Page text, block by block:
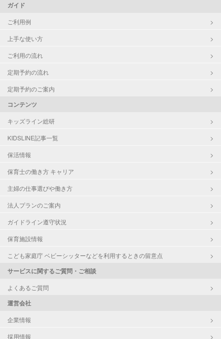
ガイド
ご利用例
上手な使い方
ご利用の流れ
定期予約の流れ
定期予約のご案内
コンテンツ
キッズライン総研
KIDSLINE記事一覧
保活情報
保育士の働き方 キャリア
主婦の仕事選びや働き方
法人プランのご案内
ガイドライン遵守状況
保育施設情報
こども家庭庁 ベビーシッターなどを利用するときの留意点
サービスに関するご質問・ご相談
よくあるご質問
運営会社
企業情報
採用情報